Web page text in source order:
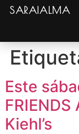
SARAIALMA
Este
FRIENDS
Kiehl’s